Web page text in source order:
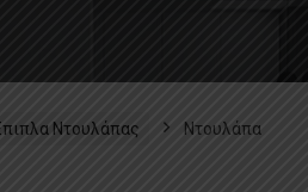
Ντουλάπας
Ντουλάπα